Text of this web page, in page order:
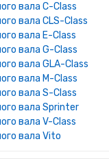
вала C-Class
вала CLS-Class
вала E-Class
вала G-Class
вала GLA-Class
вала M-Class
вала S-Class
вала Sprinter
вала V-Class
вала Vito